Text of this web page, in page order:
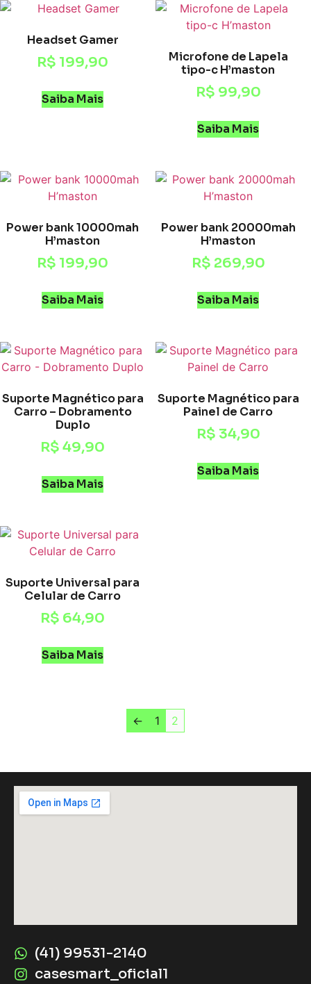
Headset Gamer
R$ 199,90
Saiba Mais
Microfone de Lapela
tipo-c H’maston
R$ 99,90
Saiba Mais
Power bank 10000mah
H’maston
R$ 199,90
Saiba Mais
Power bank 20000mah
H’maston
R$ 269,90
Saiba Mais
Suporte Magnético para
Carro – Dobramento
Duplo
R$ 49,90
Saiba Mais
Suporte Magnético para
Painel de Carro
R$ 34,90
Saiba Mais
Suporte Universal para
Celular de Carro
R$ 64,90
Saiba Mais
← 1 2
(41) 99531-2140
casesmart_oficial1